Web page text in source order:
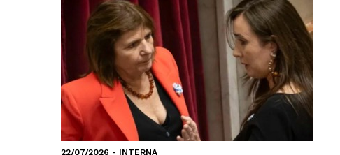
22/07/2026 - INTERNA